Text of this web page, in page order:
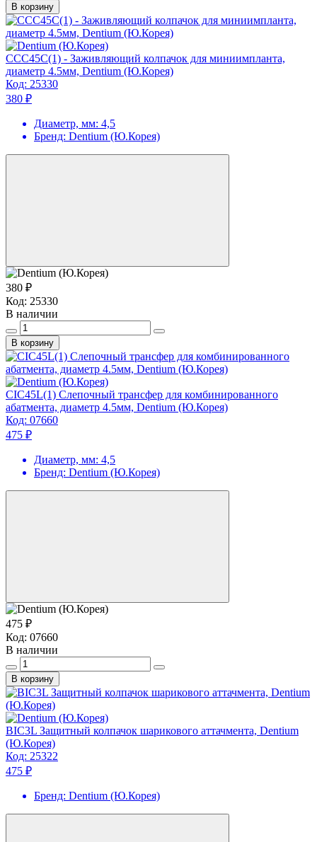
В корзину
CCC45C(1) - Заживляющий колпачок для миниимпланта,
диаметр 4.5мм, Dentium (Ю.Корея)
Код: 25330
380 ₽
Диаметр, мм: 4,5
Бренд: Dentium (Ю.Корея)
380 ₽
Код: 25330
В наличии
В корзину
CIC45L(1) Слепочный трансфер для комбинированного
абатмента, диаметр 4.5мм, Dentium (Ю.Корея)
Код: 07660
475 ₽
Диаметр, мм: 4,5
Бренд: Dentium (Ю.Корея)
475 ₽
Код: 07660
В наличии
В корзину
BIC3L Защитный колпачок шарикового аттачмента, Dentium
(Ю.Корея)
Код: 25322
475 ₽
Бренд: Dentium (Ю.Корея)